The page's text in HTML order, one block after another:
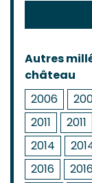
Autres
château
2006
2011
2011
2014
2016